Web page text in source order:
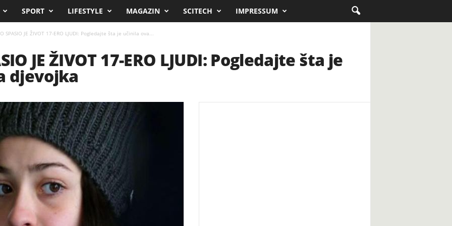
SPORT LIFESTYLE MAGAZIN SCITECH IMPRESSUM
SPASIO JE ŽIVOT 17-ERO LJUDI: Pogledajte šta je učinila ova...
JE ŽIVOT 17-ERO LJUDI: Pogledajte šta je
djevojka